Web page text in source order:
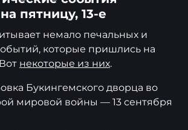
пятницу, 13-е
немало печальных и
которые пришлись на
некоторые из них.
Букингемского дворца во
мировой войны — 13 сентября